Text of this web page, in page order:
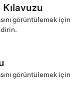
Kılavuzu -
Kılavuzu -
Kılavuzu -
Kılavuzu -
(Čeština)
(Dansk)
(Deutsch)
(English)
(Français)
(Italiano)
(Nederlands)
(Norsk)
görüntülemek için
- Kuzey Amerika
- Kuzey Amerika
görüntülemek için